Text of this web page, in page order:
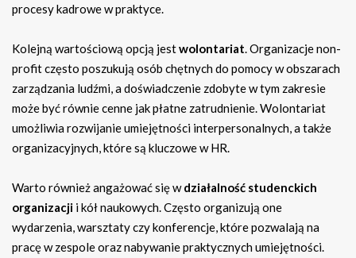
procesy kadrowe w praktyce.
Kolejną wartościową opcją jestwolontariat. Organizacje non-
profit często poszukują osób chętnych do pomocy w obszarach
zarządzania ludźmi, a doświadczenie zdobyte w tym zakresie
może być równie cenne jak płatne zatrudnienie. Wolontariat
umożliwia rozwijanie umiejętności interpersonalnych, a także
organizacyjnych, które są kluczowe w HR.
Warto również angażować się wdziałalność studenckich
organizacji i kół naukowych. Często organizują one
wydarzenia, warsztaty czy konferencje, które pozwalają na
pracę w zespole oraz nabywanie praktycznych umiejętności.